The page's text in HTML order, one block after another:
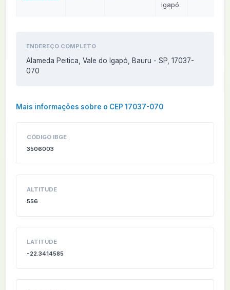
Igapó
ENDEREÇO COMPLETO
Alameda Peitica, Vale do Igapó, Bauru - SP, 17037-
070
Mais informações sobre o CEP 17037-070
CÓDIGO IBGE
3506003
ALTITUDE
556
LATITUDE
-22.3414585